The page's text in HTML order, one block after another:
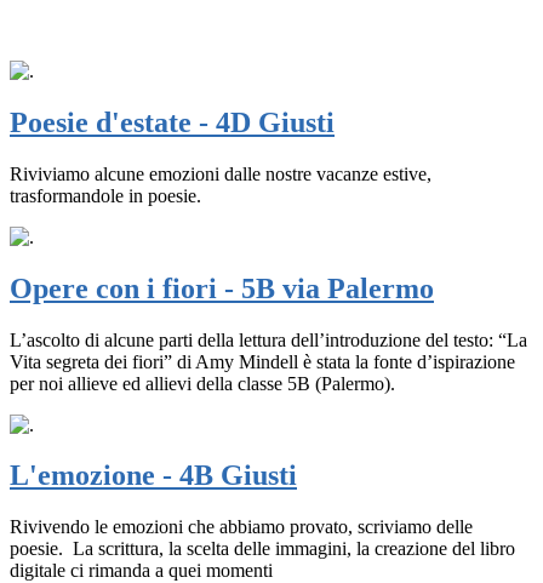
Poesie d'estate - 4D Giusti
Riviviamo alcune emozioni dalle nostre vacanze estive,
trasformandole in poesie.
Opere con i fiori - 5B via Palermo
L’ascolto di alcune parti della lettura dell’introduzione del testo: “La
Vita segreta dei fiori” di Amy Mindell è stata la fonte d’ispirazione
per noi allieve ed allievi della classe 5B (Palermo).
L'emozione - 4B Giusti
Rivivendo le emozioni che abbiamo provato, scriviamo delle
poesie. La scrittura, la scelta delle immagini, la creazione del libro
digitale ci rimanda a quei momenti